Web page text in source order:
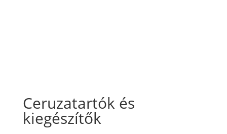
Ceruzatartók és
kiegészítők